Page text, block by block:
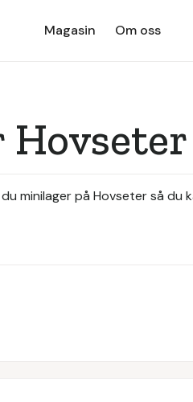
Magasin Om oss
minilager på Hovseter så du